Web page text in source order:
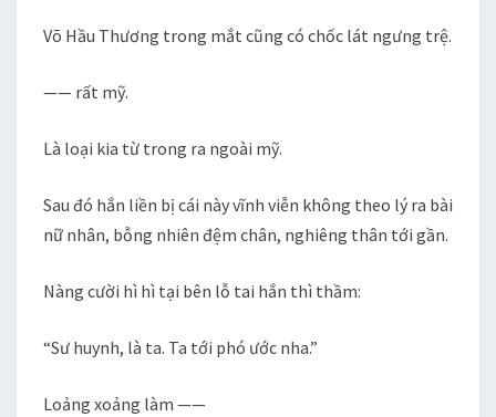
Võ Hầu Thương trong mắt cũng có chốc lát ngưng trệ.
—— rất mỹ.
Là loại kia từ trong ra ngoài mỹ.
Sau đó hắn liền bị cái này vĩnh viễn không theo lý ra bài
nữ nhân, bỗng nhiên đệm chân, nghiêng thân tới gần.
Nàng cười hì hì tại bên lỗ tai hắn thì thầm:
“Sư huynh, là ta. Ta tới phó ước nha.”
Loảng xoảng làm ——